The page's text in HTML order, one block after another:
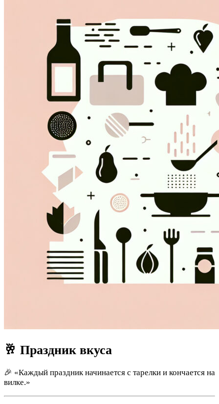
🥂 Праздник вкуса
🎉 «Каждый праздник начинается с тарелки и кончается на
вилке.»